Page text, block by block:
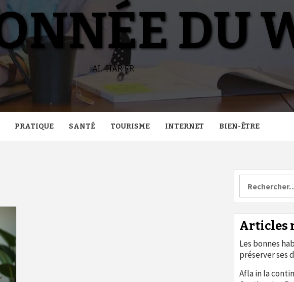
DU
AL-HAR.FR
PRATIQUE SANTÉ TOURISME INTERNET BIEN-ÊTRE
Articles
Les bonnes
préserver ses
Afla in la